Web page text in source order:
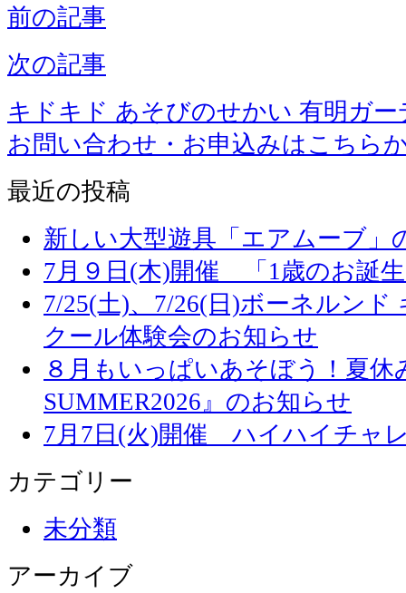
前の記事
次の記事
キドキド あそびのせかい 有明ガー
お問い合わせ・お申込みはこちら
最近の投稿
新しい大型遊具「エアムーブ」
7月９日(木)開催 「1歳のお誕
7/25(土)、7/26(日)ボーネルン
クール体験会のお知らせ
８月もいっぱいあそぼう！夏
SUMMER2026』のお知らせ
7月7日(火)開催 ハイハイチャ
カテゴリー
未分類
アーカイブ